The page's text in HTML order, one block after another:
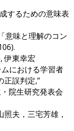
するための意味表
意味と理解のコン
伊東幸宏
における学習者
正誤判定,”
院生研究発表会
夫，三宅芳雄，